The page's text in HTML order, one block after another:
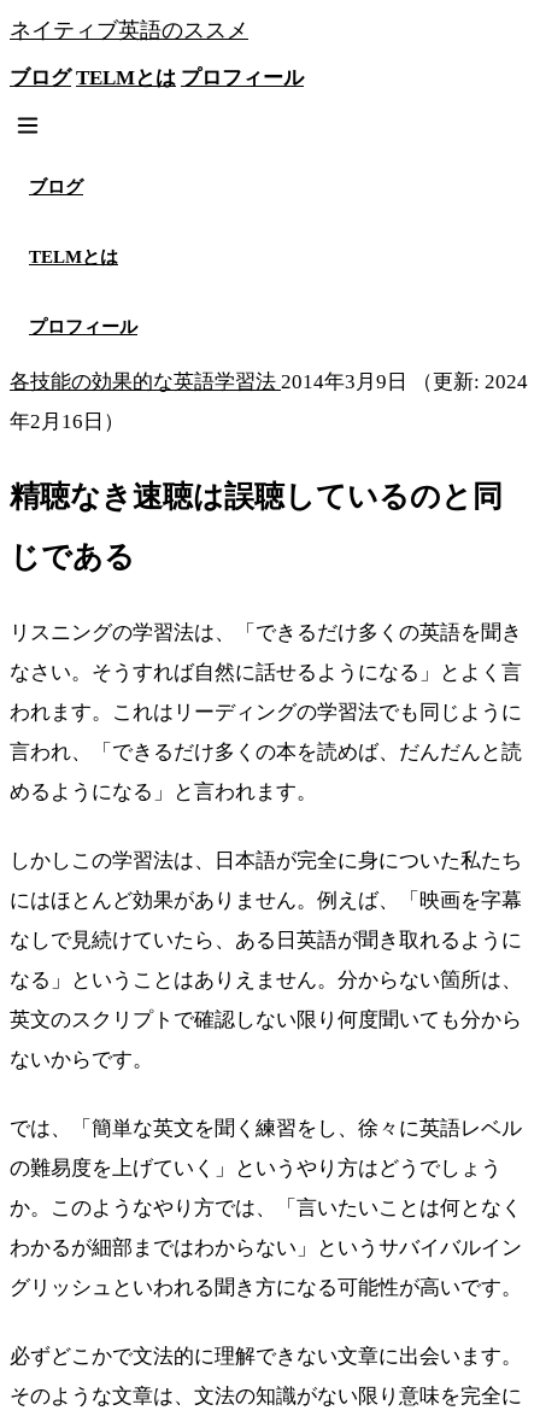
ネイティブ英語のススメ
ブログ TELMとは プロフィール
ブログ
TELMとは
プロフィール
各技能の効果的な英語学習法 2014年3月9日
（更新: 2024
年2月16日）
精聴なき速聴は誤聴しているのと同
じである
リスニングの学習法は、「できるだけ多くの英語を聞き
なさい。そうすれば自然に話せるようになる」とよく言
われます。これはリーディングの学習法でも同じように
言われ、「できるだけ多くの本を読めば、だんだんと読
めるようになる」と言われます。
しかしこの学習法は、日本語が完全に身についた私たち
にはほとんど効果がありません。例えば、「映画を字幕
なしで見続けていたら、ある日英語が聞き取れるように
なる」ということはありえません。分からない箇所は、
英文のスクリプトで確認しない限り何度聞いても分から
ないからです。
では、「簡単な英文を聞く練習をし、徐々に英語レベル
の難易度を上げていく」というやり方はどうでしょう
か。このようなやり方では、「言いたいことは何となく
わかるが細部まではわからない」というサバイバルイン
グリッシュといわれる聞き方になる可能性が高いです。
必ずどこかで文法的に理解できない文章に出会います。
そのような文章は、文法の知識がない限り意味を完全に